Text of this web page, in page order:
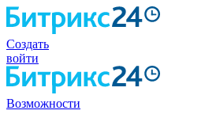
Создать
войти
Возможности